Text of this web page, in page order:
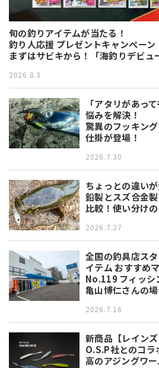
旬の釣りアイテムが当たる！
釣り人応援 プレゼントキャンペーン
まずはサビキから！「海釣りデビュ
2026.8.3
「アタリがあっ
悩みを解決！
驚異のフッキン
仕掛が登場！
2026.7.30
ちょっとの違い
鉛製とスズ合金
比較！使い分け
2026.7.27
全国の釣具店ス
イテム おすすめ
No.119 フィッシ
亀山博仁さんの
2026.7.16
新商品【レインズ
O.S.P社とのコ
高のアジングワ